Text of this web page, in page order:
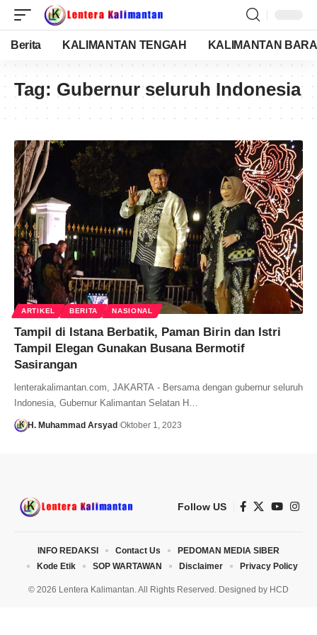
Berita KALIMANTAN TENGAH KALIMANTAN
Tag: Gubernur seluruh Indonesia
ARTIKEL BERITA NASIONAL
Tampil di Istana Berbatik, Paman Birin dan Istri
Tampil Elegan Gunakan Busana Bermotif
Sasirangan
lenterakalimantan.com, JAKARTA - Bersama dengan gubernur seluruh
Indonesia, Gubernur Kalimantan Selatan H…
H. Muhammad Arsyad Oktober 1, 2023
Follow US
© 2026 Lentera Kalimantan. All Rights Reserved. Designed by HCD
INFO REDAKSI Contact Us
PEDOMAN MEDIA SIBER
Kode Etik
SOP WARTAWAN Disclaimer Privacy Policy